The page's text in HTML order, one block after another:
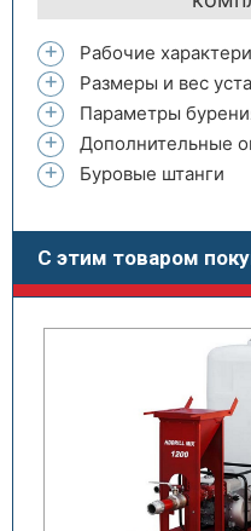
Рабочие
Размеры и вес
Параметры
Дополнительные
Буровые штанги
С этим товаром